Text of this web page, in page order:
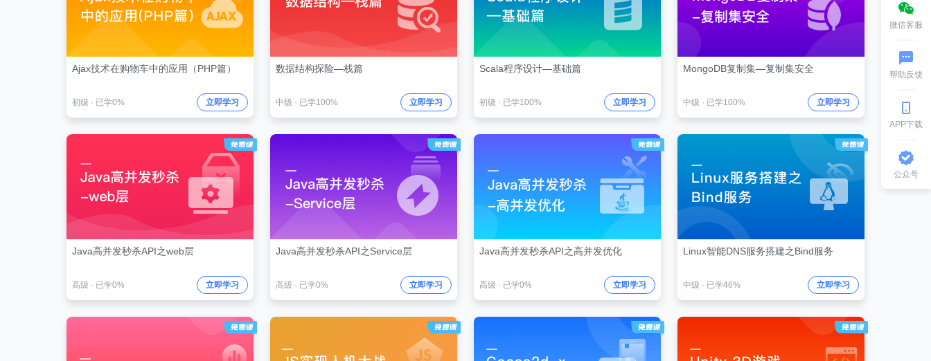
Ajax技术在购物车中的应用（PHP篇）
初级 · 已学0% 立即学习
数据结构探险—栈篇
中级 · 已学100% 立即学习
Scala程序设计—基础篇
初级 · 已学100% 立即学习
MongoDB复制集—复制集安全
中级 · 已学100% 立即学习
Java高并发秒杀API之web层
高级 · 已学0% 立即学习
Java高并发秒杀API之Service层
高级 · 已学0% 立即学习
Java高并发秒杀API之高并发优化
高级 · 已学0% 立即学习
Linux智能DNS服务搭建之Bind服务
中级 · 已学46% 立即学习
微信客服
帮助反馈
APP下载
公众号